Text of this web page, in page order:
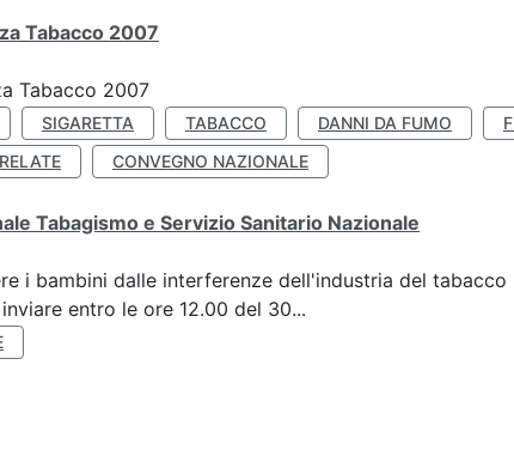
Tabacco 2007
Tabacco 2007
SIGARETTA TABACCO DANNI DA FUMO
CONVEGNO NAZIONALE
Tabagismo e Servizio Sanitario Nazionale
i bambini dalle interferenze dell'industria del tabacco
entro le ore 12.00 del 30...